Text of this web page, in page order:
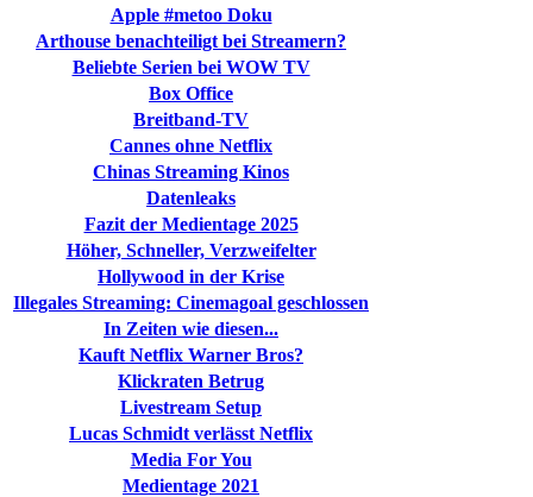
Apple #metoo Doku
Arthouse benachteiligt bei Streamern?
Beliebte Serien bei WOW TV
Box Office
Breitband-TV
Cannes ohne Netflix
Chinas Streaming Kinos
Datenleaks
Fazit der Medientage 2025
Höher, Schneller, Verzweifelter
Hollywood in der Krise
Illegales Streaming: Cinemagoal geschlossen
In Zeiten wie diesen...
Kauft Netflix Warner Bros?
Klickraten Betrug
Livestream Setup
Lucas Schmidt verlässt Netflix
Media For You
Medientage 2021